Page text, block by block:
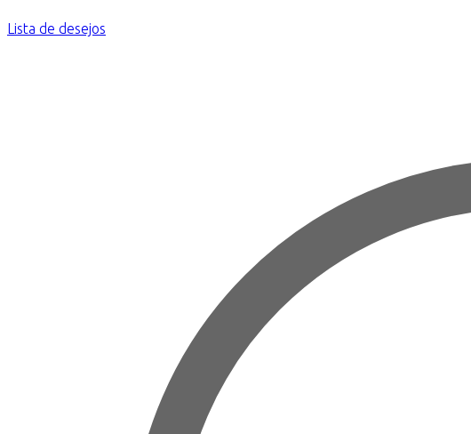
Lista de desejos